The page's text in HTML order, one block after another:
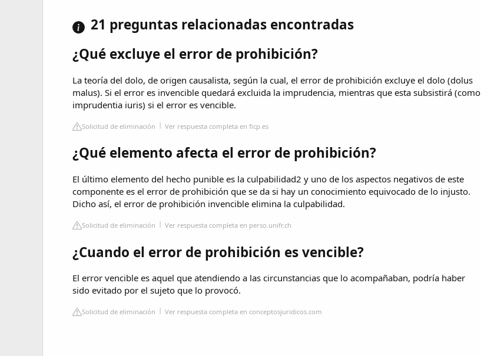
21 preguntas relacionadas encontradas
¿Qué excluye el error de prohibición?
La teoría del dolo, de origen causalista, según la cual, el error de prohibición excluye el dolo (dolus
malus). Si el error es invencible quedará excluida la imprudencia, mientras que esta subsistirá (como
imprudentia iuris) si el error es vencible.
Solicitud de eliminación Ver respuesta completa en ficp.es
¿Qué elemento afecta el error de prohibición?
El último elemento del hecho punible es la culpabilidad2 y uno de los aspectos negativos de este
componente es el error de prohibición que se da si hay un conocimiento equivocado de lo injusto.
Dicho así, el error de prohibición invencible elimina la culpabilidad.
Solicitud de eliminación Ver respuesta completa en perso.unifr.ch
¿Cuando el error de prohibición es vencible?
El error vencible es aquel que atendiendo a las circunstancias que lo acompañaban, podría haber
sido evitado por el sujeto que lo provocó.
Solicitud de eliminación Ver respuesta completa en conceptosjuridicos.com